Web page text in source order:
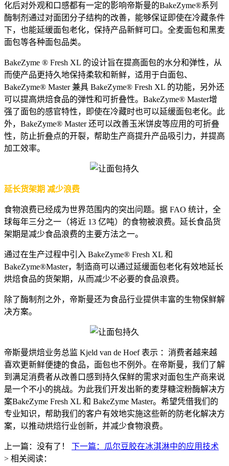
化后对外观和口感都有一定的影响帝斯曼的BakeZyme®系列
酶制剂通过对面团分子结构的改善，能够保证即使在冷藏条件
下，也能延缓面包老化，保持产品新鲜可口。全麦面包和黑麦
面包等各种面包品类。
BakeZyme ® Fresh XL 的设计旨在提高面包的水分和弹性，从
而使产品更持久地保持柔软和新鲜，适用于白面包、
BakeZyme® Master 兼具 BakeZyme® Fresh XL 的功能，另外还
可以提高烘焙食品的弹性和可折叠性。BakeZyme® Master增
强了面包的感官特性，即使在冷藏时也可以延缓面包老化。此
外，BakeZyme® Master 还可以改善玉米饼皮等应用的可折叠
性，防止折叠点的开裂，帮助生产商提升产品吸引力，并提高
加工效率。
延长货架期 减少浪费
食物浪费已经成为世界范围内的突出问题。据 FAO 统计，全
球每年三分之一（将近 13 亿吨）的食物被浪费。延长食品货
架期是减少食品浪费的主要方法之一。
通过在生产过程中引入 BakeZyme® Fresh XL 和
BakeZyme®Master，制造商可以通过延缓面包老化有效地延长
烘焙食品的货架期，从而减少不必要的食品浪费。
除了酶制剂之外，帝斯曼还为食品行业提供丰富的生物保鲜解
决方案。
帝斯曼烘焙业务总监 Kjeld van de Hoef 表示 ：消费者越来越
喜欢更新鲜便捷的食品，面包也不例外。在帝斯曼，我们了解
到满足消费者从改善口感到持久保鲜的需求对面包生产商来说
是一个不小的挑战。为此我们开发出新的麦芽糖淀粉酶解决方
案BakeZyme Fresh XL 和 BakeZyme Master。希望凭借我们的
专业知识，帮助我们的客户有效地实施这些新的防老化解决方
案，以推动烘焙行业创新，并减少食物浪费。
上一篇：没有了！
下一篇：瓜尔豆胶在冰淇淋中的应用技术
> 相关阅读：